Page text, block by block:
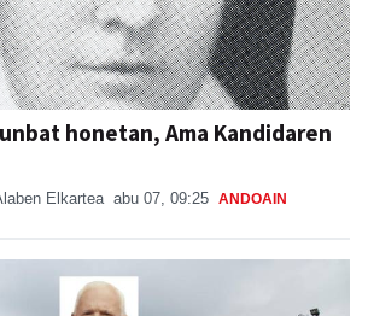
honetan, Ama Kandidaren
Elkartea abu 07, 09:25 ANDOAIN